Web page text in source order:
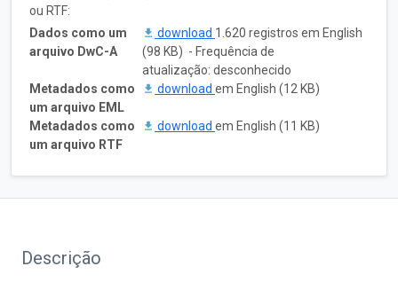
ou RTF:
Dados como um
arquivo DwC-A
download 1.620 registros em English
(98 KB) - Frequência de
atualização: desconhecido
Metadados como
um arquivo EML
download em English (12 KB)
Metadados como
um arquivo RTF
download em English (11 KB)
Descrição